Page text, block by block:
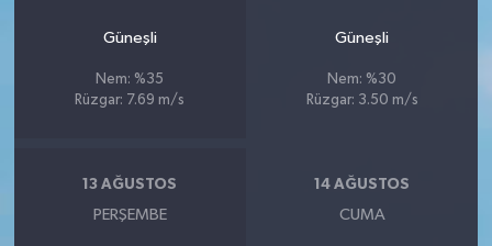
Güneşli
Nem: %35
Rüzgar: 7.69 m/s
Güneşli
Nem: %30
Rüzgar: 3.50 m/s
13 AĞUSTOS
PERŞEMBE
14 AĞUSTOS
CUMA